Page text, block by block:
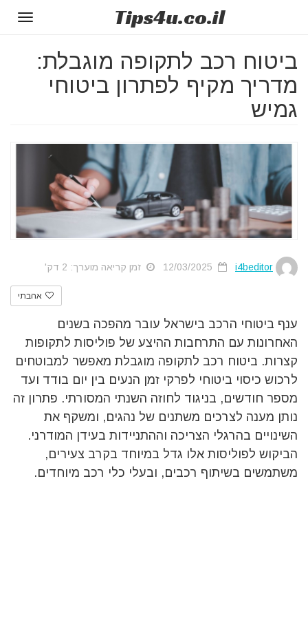
Tips4u.co.il
ביטוח רכב לתקופה מוגבלת:
מדריך מקיף לפתרון ביטוחי
גמיש
i4beditor זמן קריאה מוערך: 2 דק'
אהבתי
ענף ביטוחי הרכב בישראל עובר מהפכה בשנים
האחרונות עם התרחבות ההיצע של פוליסות לתקופות
קצרות. ביטוח רכב לתקופה מוגבלת מאפשר למבוטחים
לרכוש כיסוי ביטוחי לפרקי זמן הנעים בין יום בודד ועד
מספר חודשים, בניגוד לחוזה השנתי המסורתי. פתרון זה
נותן מענה לצרכים משתנים של נהגים, ומשקף את
השינויים בהרגלי הצריכה וההתניידות בעידן המודרני.
הביקוש לפוליסות אלו גדל במיוחד בקרב צעירים,
משתמשים בשיתוף רכבים, ובעלי כלי רכב מיוחדים.